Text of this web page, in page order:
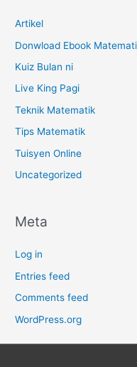
Artikel
Donwload Ebook
Kuiz Bulan ni
Live King Pagi
Teknik Matematik
Tips Matematik
Tuisyen Online
Uncategorized
Meta
Log in
Entries feed
Comments feed
WordPress.org